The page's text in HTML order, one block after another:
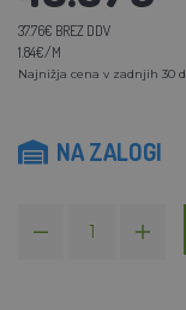
37.76€ BREZ DDV
1.84€/M
Najnižja cena v zadnjih 30
NA ZALOGI